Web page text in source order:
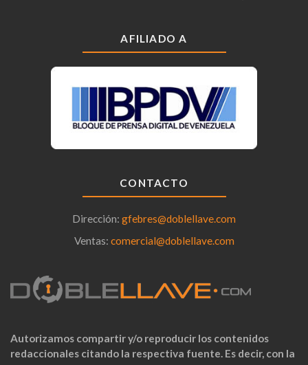
AFILIADO A
CONTACTO
Dirección: gfebres@doblellave.com
Ventas: comercial@doblellave.com
Autorizamos compartir y/o reproducir los contenidos
redaccionales citando la respectiva fuente. Es decir, con la